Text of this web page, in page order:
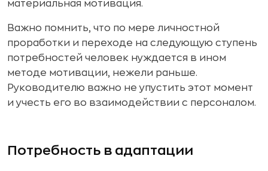
материальная мотивация.
Важно помнить, что по мере личностной
проработки и переходе на следующую ступень
потребностей человек нуждается в ином
методе мотивации, нежели раньше.
Руководителю важно не упустить этот момент
и учесть его во взаимодействии с персоналом.
Потребность в адаптации